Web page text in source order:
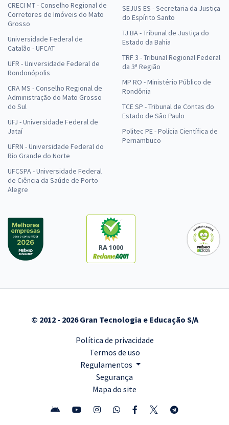
CRECI MT - Conselho Regional de
Corretores de Imóveis do Mato
Grosso
Universidade Federal de
Catalão - UFCAT
UFR - Universidade Federal de
Rondonópolis
CRA MS - Conselho Regional de
Administração do Mato Grosso
do Sul
UFJ - Universidade Federal de
Jataí
UFRN - Universidade Federal do
Rio Grande do Norte
UFCSPA - Universidade Federal
de Ciência da Saúde de Porto
Alegre
SEJUS ES - Secretaria da Justiça
do Espírito Santo
TJ BA - Tribunal de Justiça do
Estado da Bahia
TRF 3 - Tribunal Regional Federal
da 3ª Região
MP RO - Ministério Público de
Rondônia
TCE SP - Tribunal de Contas do
Estado de São Paulo
Politec PE - Polícia Científica de
Pernambuco
RA 1000
© 2012 - 2026 Gran Tecnologia e Educação S/A
Política de privacidade
Termos de uso
Regulamentos
Segurança
Mapa do site